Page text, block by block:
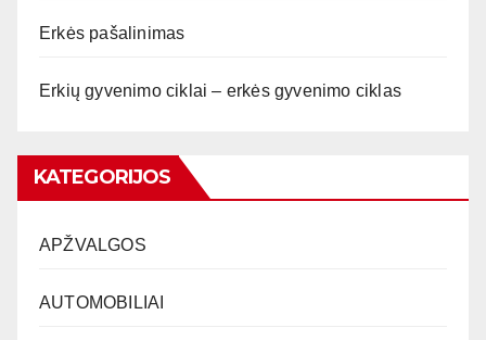
Erkės pašalinimas
Erkių gyvenimo ciklai – erkės gyvenimo ciklas
KATEGORIJOS
APŽVALGOS
AUTOMOBILIAI